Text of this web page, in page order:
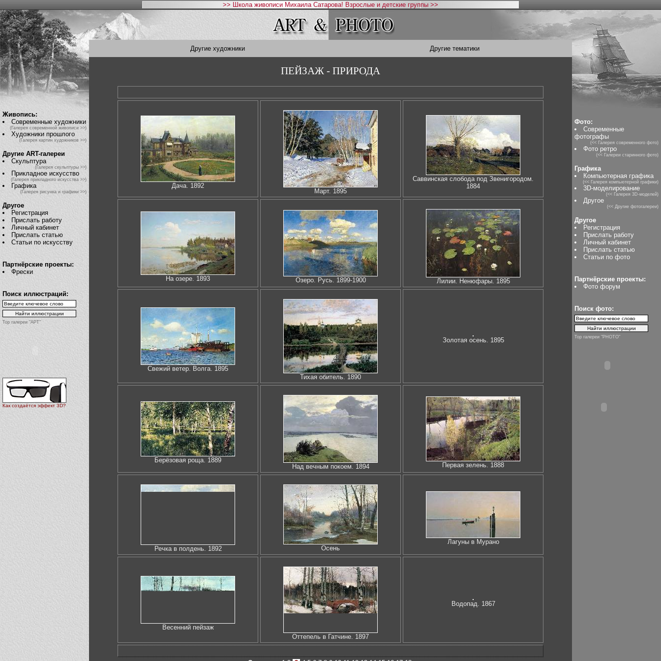
>> Школа живописи Михаила Сатарова! Взрослые и детские группы >>
Живопись:
Современные художники
(Галерея современной живописи >>)
Художники прошлого
(Галерея картин художников >>)
Другие ART-галереи
Скульптура
(Галерея скульптуры >>)
Прикладное искусство
(Галерея прикладного искусства >>)
Графика
(Галерея рисунка и графики >>)
Другое
Регистрация
Прислать работу
Личный кабинет
Прислать статью
Статьи по искусству
Партнёрские проекты:
Фрески
Поиск иллюстраций:
Top галереи "АРТ"
Как создаётся эффект 3D?
Другие художники Другие тематики
ПЕЙЗАЖ - ПРИРОДА
Дача. 1892
Март. 1895
Саввинская слобода под Звенигородом.
1884
На озере. 1893 Озеро. Русь. 1899-1900 Лилии. Ненюфары. 1895
Свежий ветер. Волга. 1895
Тихая обитель. 1890
Золотая осень. 1895
Берёзовая роща. 1889
Над вечным покоем. 1894
Первая зелень. 1888
Речка в полдень. 1892 Осень
Лагуны в Мурано
Весенний пейзаж
Оттепель в Гатчине. 1897
Водопад. 1867
Фото:
Современные
фотографы
(<< Галерея современного фото)
Фото ретро
(<< Галереи старинного фото)
Графика
Компьютерная графика
(<< Галерея компьютерной графики)
3D-моделирование
(<< Галерея 3D-моделей)
Другое
(<< Другие фотогалереи)
Другое
Регистрация
Прислать работу
Личный кабинет
Прислать статью
Статьи по фото
Партнёрские проекты:
Фото форум
Поиск фото:
Top галереи "PHOTO"